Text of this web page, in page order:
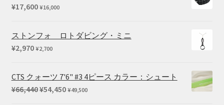
¥17,600 ¥16,000
ストンフォ ロトダビング・ミニ
¥2,970 ¥2,700
CTS クォーツ 7'6" #3 4ピース カラー：シュート
¥66,440元
¥54,450現
¥49,500